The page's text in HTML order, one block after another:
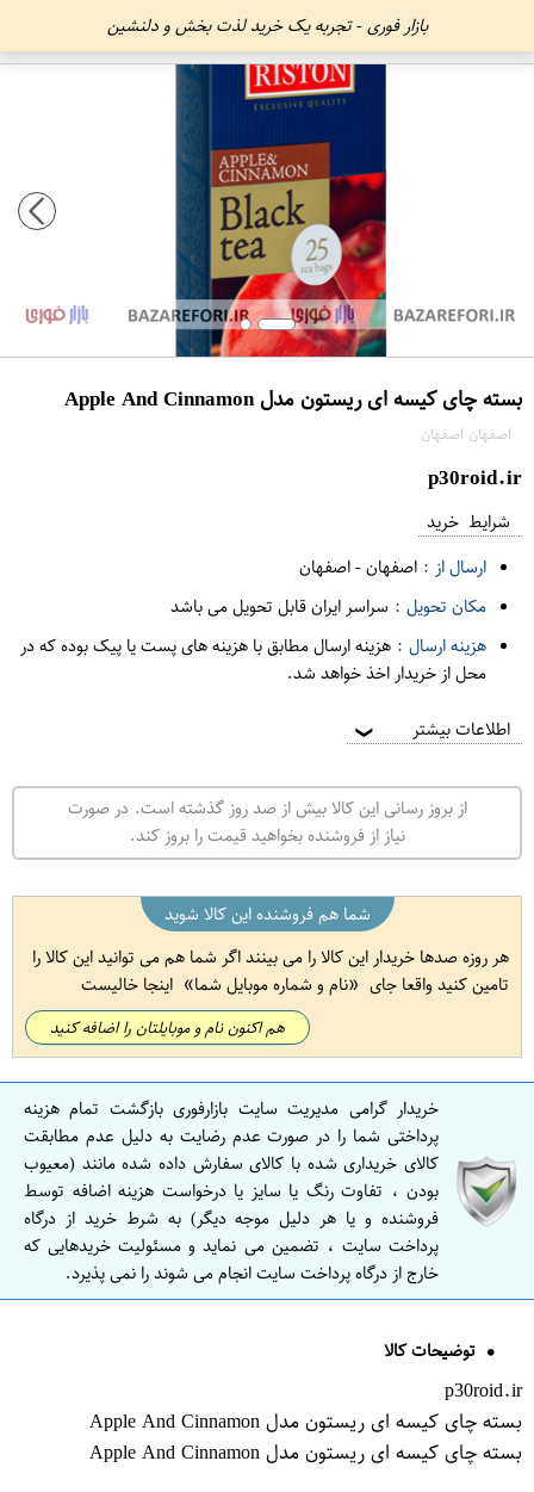
بازار فوری - تجربه یک خرید لذت بخش و دلنشین
بسته چای کیسه ای ریستون مدل Apple And Cinnamon
اصفهان اصفهان
p30roid.ir
شرایط خرید
ارسال از : اصفهان-اصفهان
مکان تحویل : سراسر ایران قابل تحویل می باشد
هزینه ارسال : هزینه ارسال مطابق با هزینه های پست یا پیک بوده که در
محل از خریدار اخذ خواهد شد.
اطلاعات بیشتر ❯
از بروز رسانی این کالا بیش از صد روز گذشته است. در صورت
نیاز از فروشنده بخواهید قیمت را بروز کند.
شما هم فروشنده این کالا شوید
هر روزه صدها خریدار این کالا را می بینند اگر شما هم می توانید این کالا را
تامین کنید واقعا جای
نام و شماره موبایل شما اینجا خالیست
هم اکنون نام و موبایلتان را اضافه کنید
خریدار گرامی مدیریت سایت بازارفوری بازگشت تمام هزینه
پرداختی شما را در صورت عدم رضایت به دلیل عدم مطابقت
کالای خریداری شده با کالای سفارش داده شده مانند (معیوب
بودن ، تفاوت رنگ یا سایز یا درخواست هزینه اضافه توسط
فروشنده و یا هر دلیل موجه دیگر) به شرط خرید از درگاه
پرداخت سایت ، تضمین می نماید و مسئولیت خریدهایی که
خارج از درگاه پرداخت سایت انجام می شوند را نمی پذیرد.
توضیحات کالا
p30roid.ir
بسته چای کیسه ای ریستون مدل Apple And Cinnamon
بسته چای کیسه ای ریستون مدل Apple And Cinnamon